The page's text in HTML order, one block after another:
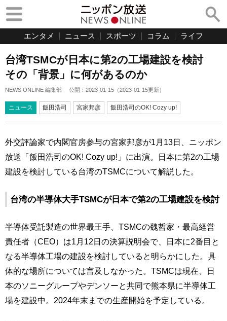
エンタメ ニュース スポーツ コラム ライフ
台湾TSMCが日本に第2の工場建設を検討
その「背景」に何があるのか
NEWS ONLINE 編集部 公開： 2023-01-15 （2023-01-15更新）
ニュース 飯田浩司 宮家邦彦 飯田浩司のOK! Cozy up!
外交評論家で内閣官房参与の宮家邦彦が1月13日、ニッポン
放送「飯田浩司のOK! Cozy up!」に出演。日本に第2の工場
建設を検討している台湾のTSMCについて解説した。
台湾の半導体大手TSMCが日本で第2の工場建設を検討
半導体受託製造の世界最王手、TSMCの魏哲家・最高経営
責任者（CEO）は1月12日の決算説明会で、日本に2番目と
なる半導体工場の建設を検討していると明らかにした。具
体的な場所については言及しなかった。TSMCは現在、日
本のソニーグループやデンソーと共同で熊本県に半導体工
場を建設中。2024年末までの生産開始を予定している。